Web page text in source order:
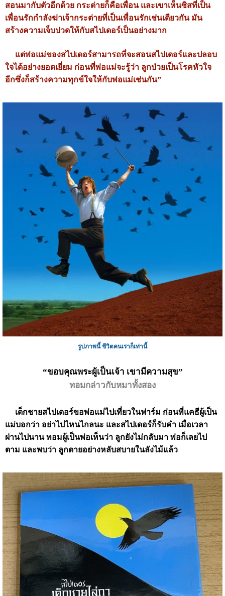
สอนมากับตัวอีกด้วย กระต่ายก็คือเพื่อน และเขาเห็นซิสที่เป็น
เพื่อนรักกำลังฆ่าเจ้ากระต่ายที่เป็นเพื่อนรักเช่นเดียวกัน มัน
สร้างความเจ็บปวดให้กับสไปเดอร์เป็นอย่างมาก
แต่พ่อแม่ของสไปเดอร์สามารถที่จะสอนสไปเดอร์และปลอบ
ใจได้อย่างยอดเยี่ยม ก่อนที่พ่อแม่จะรู้ว่า ลูกป่วยเป็นโรคหัวใจ
อีกซึ่งก็สร้างความทุกข์ใจให้กับพ่อแม่เช่นกัน”
รูปภาพนี้ ชีวิตคนเราก็เท่านี้
“ขอบคุณพระผู้เป็นเจ้า เขามีความสุข”
ทอมกล่าวกับหมาทั้งสอง
เด็กชายสไปเดอร์ขอพ่อแม่ไปเที่ยวในฟาร์ม ก่อนที่แคธีผู้เป็น
แม่บอกว่า อย่าไปไหนไกลนะ และสไปเดอร์ก็รับคำ เมื่อเวลา
ผ่านไปนาน ทอมผู้เป็นพ่อเห็นว่า ลูกยังไม่กลับมา พ่อก็เลยไป
ตาม และพบว่า ลูกตายอย่างหลับสบายในลังไม้แล้ว